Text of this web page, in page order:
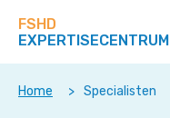
direct
op
deze
FSHD
EXPERTISECENTRUM
Home > Specialisten